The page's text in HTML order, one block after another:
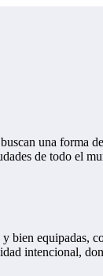
una forma
de todo el
equipadas,
intencional,